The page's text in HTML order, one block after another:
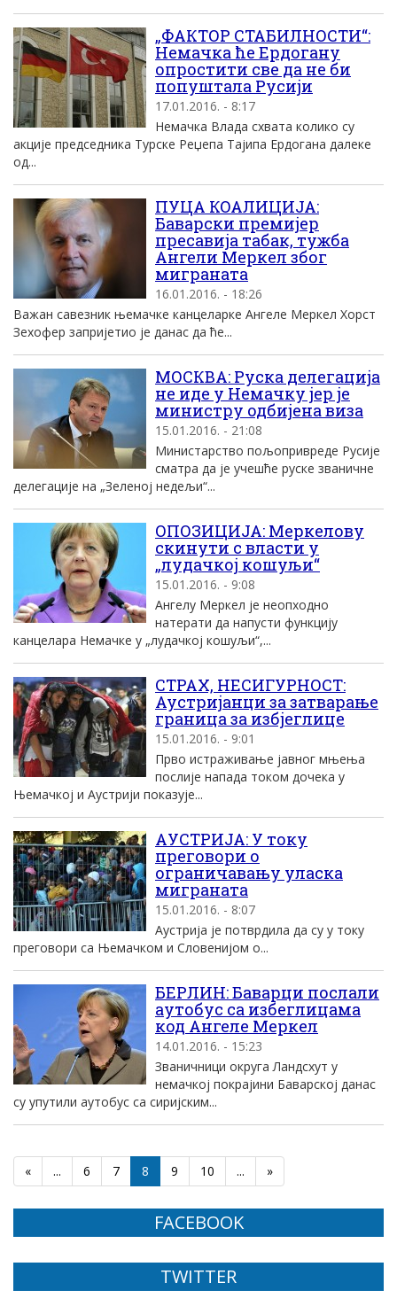
„ФАКТОР СТАБИЛНОСТИ“:
Немачка ће Ердогану
опростити све да не би
попуштала Русији
17.01.2016. - 8:17
Немачка Влада схвата колико су
акције председника Турске Реџепа Тајипа Ердогана далеке
од...
ПУЦА КОАЛИЦИЈА:
Баварски премијер
пресавија табак, тужба
Ангели Меркел због
миграната
16.01.2016. - 18:26
Важан савезник њемачке канцеларке Ангеле Меркел Хорст
Зехофер запријетио је данас да ће...
МОСКВА: Руска делегација
не иде у Немачку јер је
министру одбијена виза
15.01.2016. - 21:08
Министарство пољопривреде Русије
сматра да је учешће руске званичне
делегације на „Зеленој недељи“...
ОПОЗИЦИЈА: Меркелову
скинути с власти у
„лудачкој кошуљи“
15.01.2016. - 9:08
Ангелу Меркел је неопходно
натерати да напусти функцију
канцелара Немачке у „лудачкој кошуљи“,...
СТРАХ, НЕСИГУРНОСТ:
Аустријанци за затварање
граница за избјеглице
15.01.2016. - 9:01
Прво истраживање јавног мњења
послије напада током дочека у
Њемачкој и Аустрији показује...
АУСТРИЈА: У току
преговори о
ограничавању уласка
миграната
15.01.2016. - 8:07
Аустрија је потврдила да су у току
преговори са Њемачком и Словенијом о...
БЕРЛИН: Баварци послали
аутобус са избеглицама
код Aнгеле Mеркел
14.01.2016. - 15:23
Званичници округа Ландсхут у
немачкоj покраjини Баварскоj данас
су упутили аутобус са сириjским...
« ... 6 7 8 9 10 ... »
FACEBOOK
TWITTER